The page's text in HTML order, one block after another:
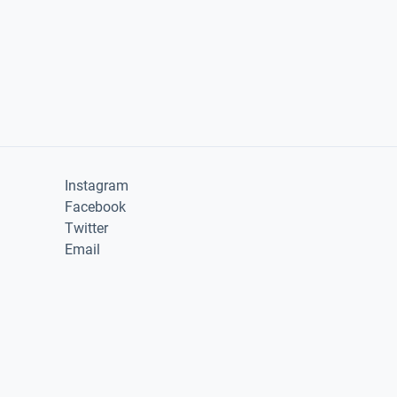
Instagram
Facebook
Twitter
Email